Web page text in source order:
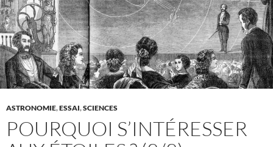
ASTRONOMIE,ESSAI,SCIENCES
POURQUOI S’INTÉRESSER